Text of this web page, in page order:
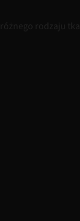
rodzaju